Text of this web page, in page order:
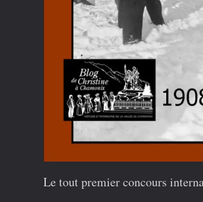
Le tout premier concours